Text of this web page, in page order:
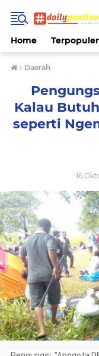
Home Terpopuler
› Daerah
Kalau
seperti
16